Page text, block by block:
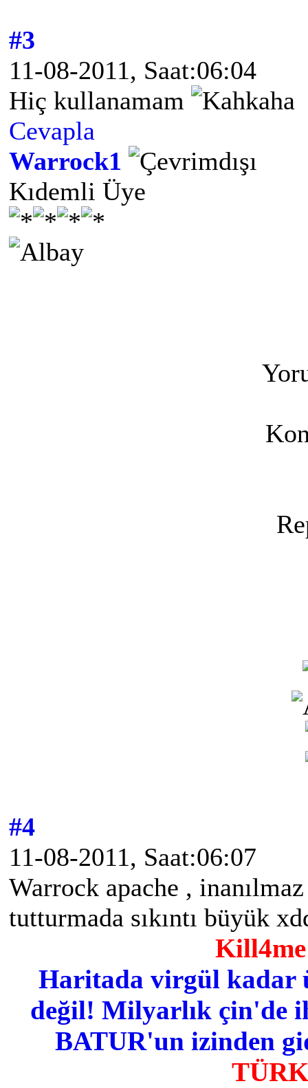
#3
11-08-2011, Saat:06:04
Hiç kullanamam
Cevapla
Warrock1
Kıdemli Üye
#4
11-08-2011, Saat:06:07
Warrock apache ,
tutturmada sıkıntı büyük
Kill4me
Haritada virgül kadar
değil! Milyarlık çin'de
BATUR'un izinden
TÜRK